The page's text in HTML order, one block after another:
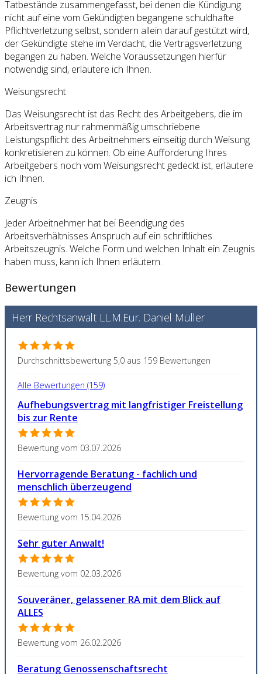
Tatbestände zusammengefasst, bei denen die Kündigung
nicht auf eine vom Gekündigten begangene schuldhafte
Pflichtverletzung selbst, sondern allein darauf gestützt wird,
der Gekündigte stehe im Verdacht, die Vertragsverletzung
begangen zu haben. Welche Voraussetzungen hierfür
notwendig sind, erläutere ich Ihnen.
Weisungsrecht
Das Weisungsrecht ist das Recht des Arbeitgebers, die im
Arbeitsvertrag nur rahmenmäßig umschriebene
Leistungspflicht des Arbeitnehmers einseitig durch Weisung
konkretisieren zu können. Ob eine Aufforderung Ihres
Arbeitgebers noch vom Weisungsrecht gedeckt ist, erläutere
ich Ihnen.
Zeugnis
Jeder Arbeitnehmer hat bei Beendigung des
Arbeitsverhältnisses Anspruch auf ein schriftliches
Arbeitszeugnis. Welche Form und welchen Inhalt ein Zeugnis
haben muss, kann ich Ihnen erläutern.
Bewertungen
Herr Rechtsanwalt LL.M.Eur. Daniel Müller
Durchschnittsbewertung 5,0 aus 159 Bewertungen
Alle Bewertungen (159)
Aufhebungsvertrag mit langfristiger Freistellung
bis zur Rente
Bewertung vom 03.07.2026
Hervorragende Beratung - fachlich und
menschlich überzeugend
Bewertung vom 15.04.2026
Sehr guter Anwalt!
Bewertung vom 02.03.2026
Souveräner, gelassener RA mit dem Blick auf
ALLES
Bewertung vom 26.02.2026
Beratung Genossenschaftsrecht